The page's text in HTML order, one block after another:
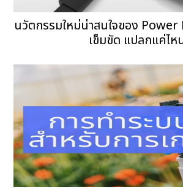
นวัตกรรมใหม่น่าสนใจของ
เข็มขัด แปลกแค่ไห